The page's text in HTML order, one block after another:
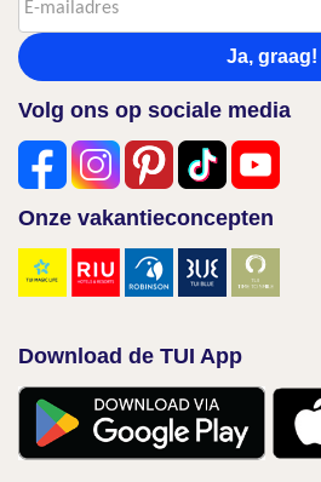
Ja, graag!
Volg ons op sociale media
Onze vakantieconcepten
Download de TUI App